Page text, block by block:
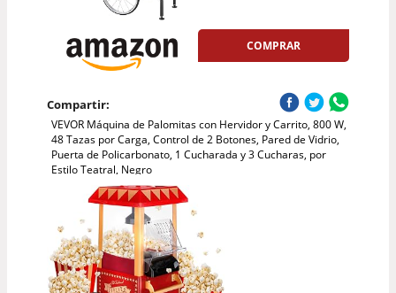
COMPRAR
Compartir:
VEVOR Máquina de Palomitas con Hervidor y Carrito, 800 W,
48 Tazas por Carga, Control de 2 Botones, Pared de Vidrio,
Puerta de Policarbonato, 1 Cucharada y 3 Cucharas, por
Estilo Teatral, Negro